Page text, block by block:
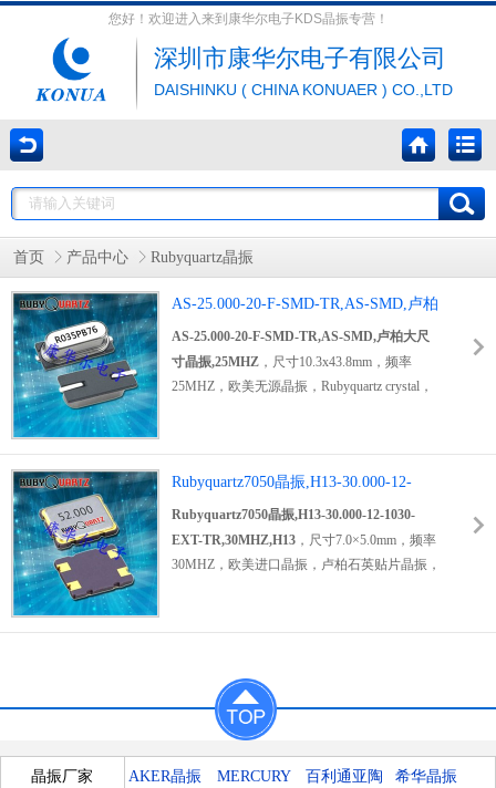
您好！欢迎进入来到康华尔电子KDS晶振专营！
深圳市康华尔电子有限公司
DAISHINKU ( CHINA KONUAER ) CO.,LTD
首页 产品中心 Rubyquartz晶振
AS-25.000-20-F-SMD-TR,AS-SMD,卢柏
大尺寸晶振,25MHZ
AS-25.000-20-F-SMD-TR,AS-SMD,卢柏大尺
寸晶振,25MHZ ，尺寸10.3x43.8mm，频率
25MHZ，欧美无源晶振，Rubyquartz crystal，
耗晶振，低功耗晶振，低耗能晶振，高质量晶
振，高性能晶振，智能家电晶振，影音系统晶
振，游戏设备晶振，移动设备晶振，数字视频
晶振，便携式设备晶振，蓝牙耳机晶振，具有
合用于智能家电，影音系统，游戏设备，移动
AS-25.000-20-F-SMD-TR,AS-SMD,卢柏
大尺寸晶振,25MHZ.
Rubyquartz7050晶振,H13-30.000-12-
1030-EXT-TR,30MHZ,H13
Rubyquartz7050晶振,H13-30.000-12-1030-
EXT-TR,30MHZ,H13 ，尺寸7.0×5.0mm，频率
30MHZ，欧美进口晶振，卢柏石英贴片晶振，
水晶振动子，四脚贴片晶振，30MHZ石英晶
振，无线通信晶振，智能音响晶振，数码相机
晶振，千兆以太网晶振，多媒体设备晶振，低
损耗晶振，低功耗晶振，低耗能晶振，低老化
晶振，高品质晶振，具有轻薄型高性能低老化
的特点，贴片石英晶振
产品可满足不同应用程
晶振厂家 AKER晶振
MERCURY
百利通亚陶
希华晶振